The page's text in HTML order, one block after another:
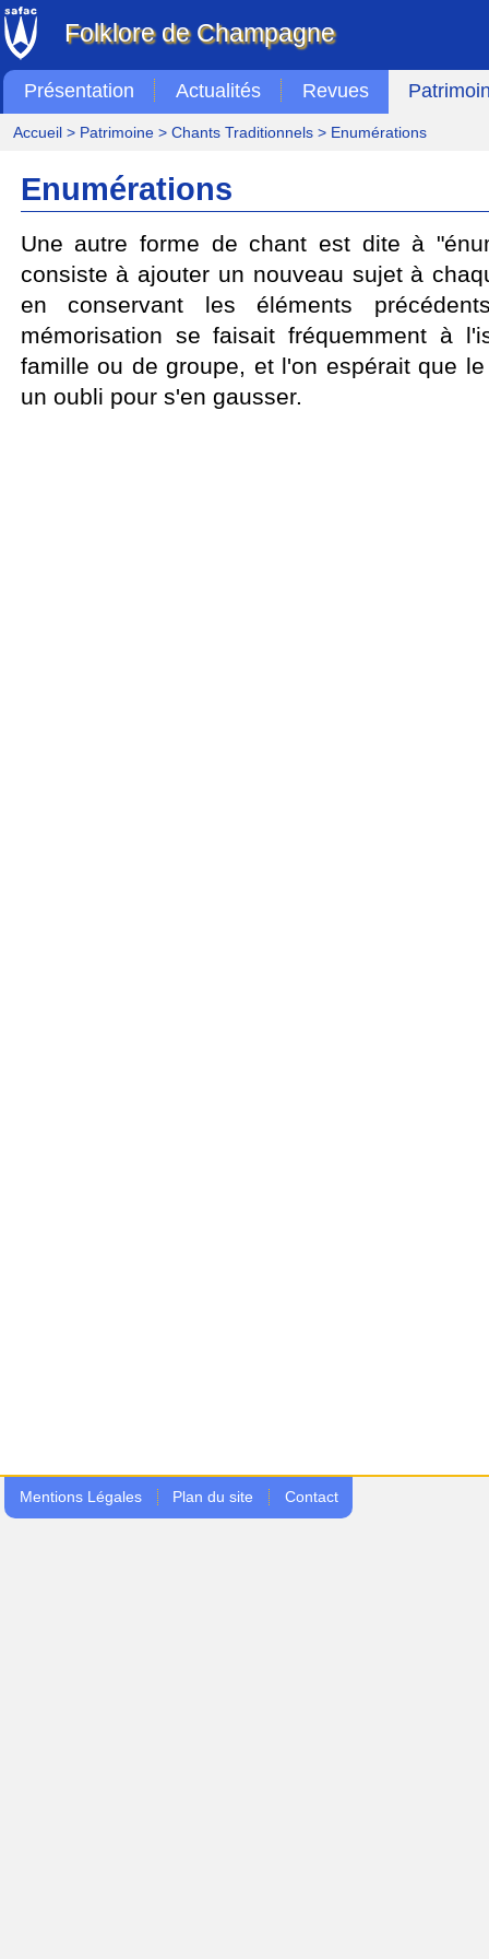
Folklore de Champagne
Présentation Actualités Revues
Accueil> Patrimoine> Chants Traditionnels> Enumérations
Enumérations
Une autre forme de chant est dite à
consiste à ajouter un nouveau sujet à
en conservant les éléments
mémorisation se faisait fréquemment à
famille ou de groupe, et l'on espérait que
un oubli pour s'en gausser.
Mentions Légales Plan du site Contact